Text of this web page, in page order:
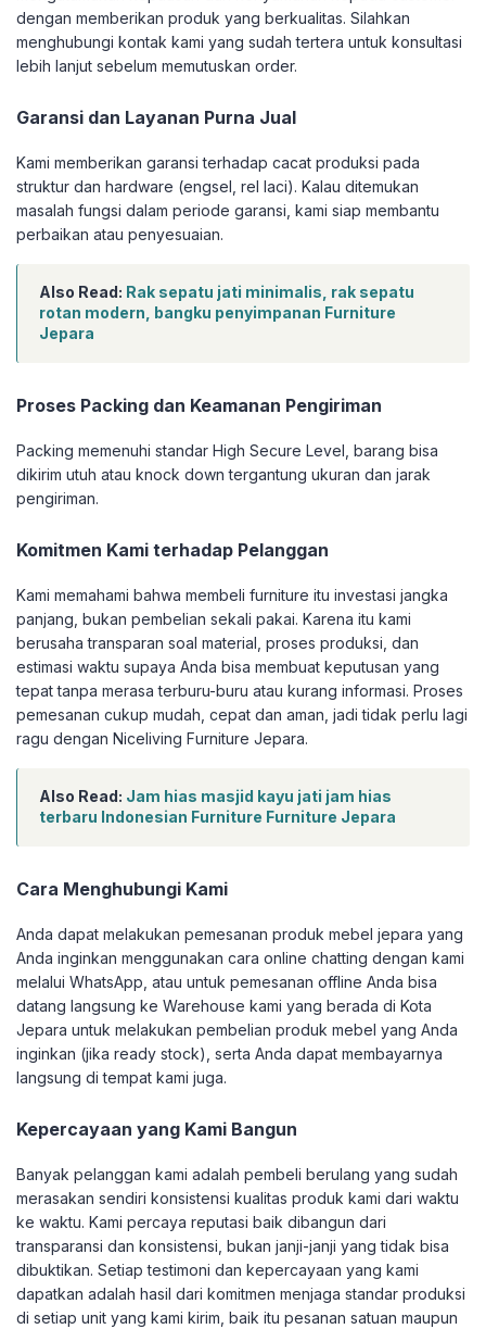
dengan memberikan produk yang berkualitas. Silahkan
menghubungi kontak kami yang sudah tertera untuk konsultasi
lebih lanjut sebelum memutuskan order.
Garansi dan Layanan Purna Jual
Kami memberikan garansi terhadap cacat produksi pada
struktur dan hardware (engsel, rel laci). Kalau ditemukan
masalah fungsi dalam periode garansi, kami siap membantu
perbaikan atau penyesuaian.
Also Read: Rak sepatu jati minimalis, rak sepatu
rotan modern, bangku penyimpanan Furniture
Jepara
Proses Packing dan Keamanan Pengiriman
Packing memenuhi standar High Secure Level, barang bisa
dikirim utuh atau knock down tergantung ukuran dan jarak
pengiriman.
Komitmen Kami terhadap Pelanggan
Kami memahami bahwa membeli furniture itu investasi jangka
panjang, bukan pembelian sekali pakai. Karena itu kami
berusaha transparan soal material, proses produksi, dan
estimasi waktu supaya Anda bisa membuat keputusan yang
tepat tanpa merasa terburu-buru atau kurang informasi. Proses
pemesanan cukup mudah, cepat dan aman, jadi tidak perlu lagi
ragu dengan Niceliving Furniture Jepara.
Also Read: Jam hias masjid kayu jati jam hias
terbaru Indonesian Furniture Furniture Jepara
Cara Menghubungi Kami
Anda dapat melakukan pemesanan produk mebel jepara yang
Anda inginkan menggunakan cara online chatting dengan kami
melalui WhatsApp, atau untuk pemesanan offline Anda bisa
datang langsung ke Warehouse kami yang berada di Kota
Jepara untuk melakukan pembelian produk mebel yang Anda
inginkan (jika ready stock), serta Anda dapat membayarnya
langsung di tempat kami juga.
Kepercayaan yang Kami Bangun
Banyak pelanggan kami adalah pembeli berulang yang sudah
merasakan sendiri konsistensi kualitas produk kami dari waktu
ke waktu. Kami percaya reputasi baik dibangun dari
transparansi dan konsistensi, bukan janji-janji yang tidak bisa
dibuktikan. Setiap testimoni dan kepercayaan yang kami
dapatkan adalah hasil dari komitmen menjaga standar produksi
di setiap unit yang kami kirim, baik itu pesanan satuan maupun